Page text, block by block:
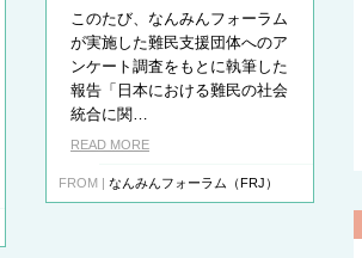
このたび、なんみんフォーラム
が実施した難民支援団体へのア
ンケート調査をもとに執筆した
報告「日本における難民の社会
統合に関…
READ MORE
FROM | なんみんフォーラム（FRJ）